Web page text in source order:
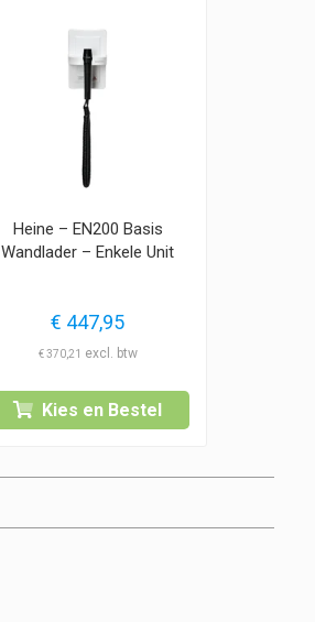
Heine – EN200 Basis
Wandlader – Enkele Unit
€ 447,95
€370,21
Kies en Bestel